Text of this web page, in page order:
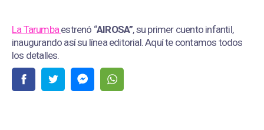
La Tarumbaestrenó “AIROSA”, su primer cuento infantil,
inaugurando así su línea editorial. Aquí te contamos todos
los detalles.